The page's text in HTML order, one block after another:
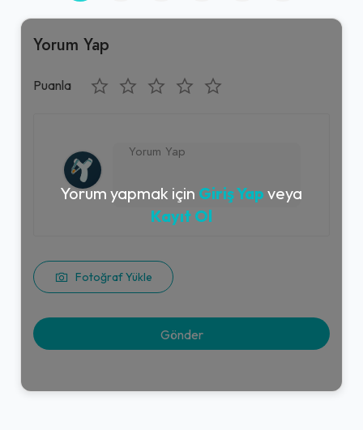
Yorum Yap
Puanla
Fotoğraf Yükle
Yorum yapmak için Giriş Yap veya
Kayıt Ol